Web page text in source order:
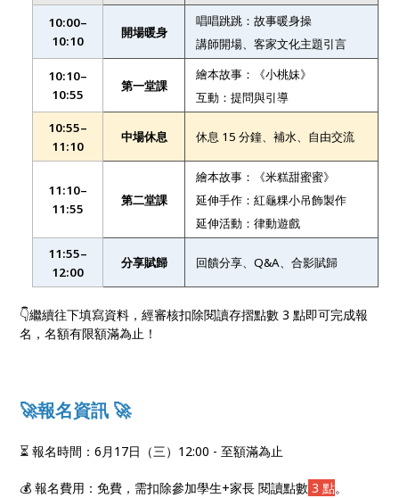
10:00–
10:10
開場暖身
唱唱跳跳：故事暖身操
講師開場、客家文化主題引言
10:10–
10:55
第一堂課
繪本故事：《小桃妹》
互動：提問與引導
10:55–
11:10
中場休息 休息 15 分鐘、補水、自由交流
11:10–
11:55
第二堂課
繪本故事：《米糕甜蜜蜜》
延伸手作：紅龜粿小吊飾製作
延伸活動：律動遊戲
11:55–
12:00
分享賦歸 回饋分享、Q&A、合影賦歸
👇繼續往下填寫資料，經審核扣除閱讀存摺點數 3 點即可完成報
名，名額有限額滿為止！
🚀報名資訊 🚀
⏳ 報名時間：6月17日（三）12:00 - 至額滿為止
💰 報名費用：免費，需扣除參加學生+家長 閱讀點數 3 點。